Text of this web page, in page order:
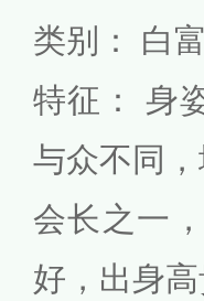
类别： 白
特征： 身
与众不同
会长之一
好，出身